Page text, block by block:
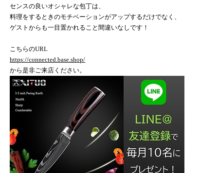
センスの良いオシャレな包丁は、
料理をするときのモチベーションがアップするだけでなく、
ゲストからも一目置かれること間違いなしです！
こちらのURL
https://connected.base.shop/
から是非ご来店ください。